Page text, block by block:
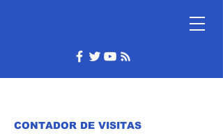
CONTADOR DE VISITAS